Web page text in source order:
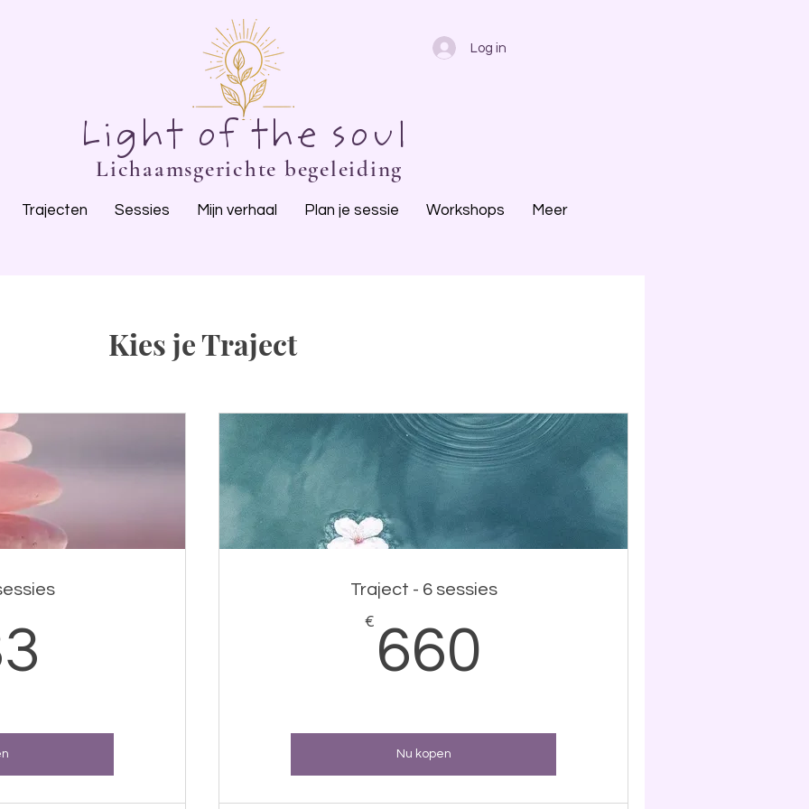
Log in
Light of the soul
Lichaamsgerichte begeleiding
Trajecten Sessies Mijn verhaal Plan je sessie Workshops Meer
Kies je Traject
Traject - 6 sessies
€ 660
Nu kopen